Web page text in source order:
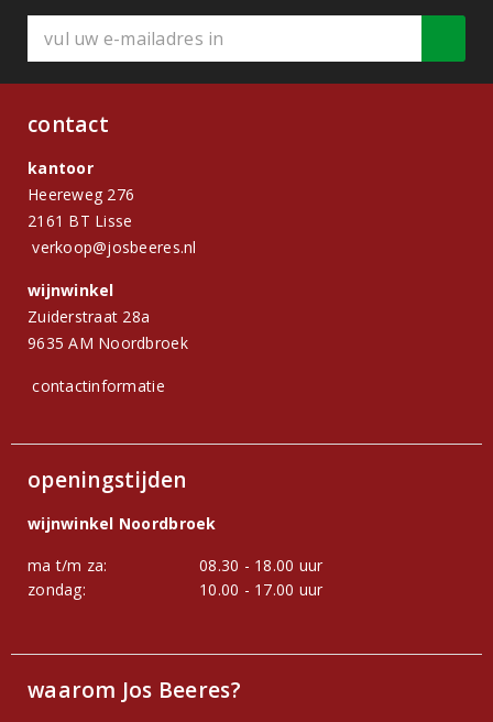
contact
kantoor
Heereweg 276
2161 BT Lisse
verkoop@josbeeres.nl
wijnwinkel
Zuiderstraat 28a
9635 AM Noordbroek
contactinformatie
openingstijden
wijnwinkel Noordbroek
ma t/m za:
08.30 - 18.00 uur
zondag:
10.00 - 17.00 uur
waarom Jos Beeres?